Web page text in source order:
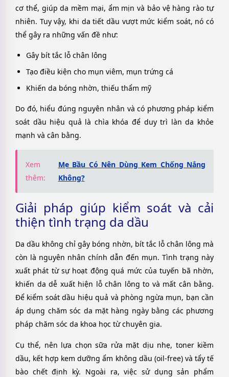
cơ thể, giúp da mềm mại, ẩm mịn và bảo vệ hàng rào tự
nhiên. Tuy vậy, khi da tiết dầu vượt mức kiểm soát, nó có
thể gây ra những vấn đề như:
Gây bít tắc lỗ chân lông
Tạo điều kiện cho mụn viêm, mụn trứng cá
Khiến da bóng nhờn, thiếu thẩm mỹ
Do đó, hiểu đúng nguyên nhân và có phương pháp kiểm
soát dầu hiệu quả là chìa khóa để duy trì làn da khỏe
mạnh và cân bằng.
Xem
thêm:
Mẹ Bầu Có Nên Dùng Kem Chống Nắng
Không?
Giải pháp giúp kiểm soát và cải
thiện tình trạng da dầu
Da dầu không chỉ gây bóng nhờn, bít tắc lỗ chân lông mà
còn là nguyên nhân chính dẫn đến mụn. Tình trạng này
xuất phát từ sự hoạt động quá mức của tuyến bã nhờn,
khiến da dễ xuất hiện lỗ chân lông to và mất cân bằng.
Để kiểm soát dầu hiệu quả và phòng ngừa mụn, bạn cần
áp dụng chăm sóc da mặt hàng ngày bằng các phương
pháp chăm sóc da khoa học từ chuyên gia.
Cụ thể, nên lựa chọn sữa rửa mặt dịu nhẹ, toner kiềm
dầu, kết hợp kem dưỡng ẩm không dầu (oil-free) và tẩy tế
bào chết định kỳ. Ngoài ra, việc sử dụng sản phẩm